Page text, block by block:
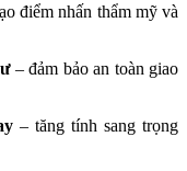
điểm nhấn thẩm mỹ và
– đảm bảo an toàn giao
– tăng tính sang trọng